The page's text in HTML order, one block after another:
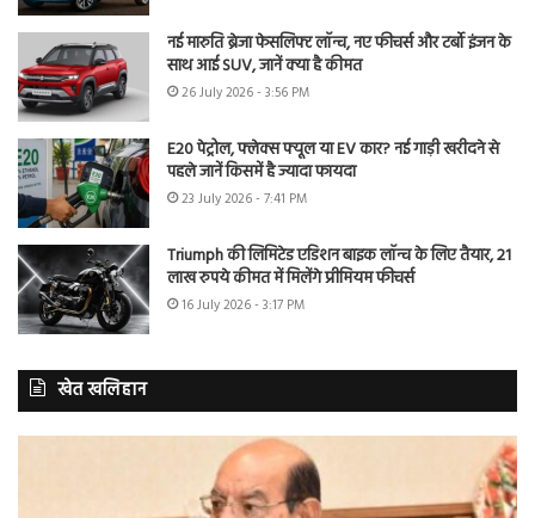
नई मारुति ब्रेजा फेसलिफ्ट लॉन्च, नए फीचर्स और टर्बो इंजन के
साथ आई SUV, जानें क्या है कीमत
26 July 2026 - 3:56 PM
E20 पेट्रोल, फ्लेक्स फ्यूल या EV कार? नई गाड़ी खरीदने से
पहले जानें किसमें है ज्यादा फायदा
23 July 2026 - 7:41 PM
Triumph की लिमिटेड एडिशन बाइक लॉन्च के लिए तैयार, 21
लाख रुपये कीमत में मिलेंगे प्रीमियम फीचर्स
16 July 2026 - 3:17 PM
खेत खलिहान